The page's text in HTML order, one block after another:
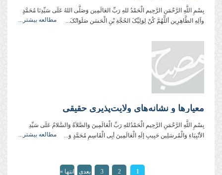
بِسْمِ اللَّهِ الرَّحْمَنِ الرَّحِیم الْحَمْدُ للهِ رَبِّ العَالَمِین وَصَلَّی اللهُ عَلَی سَیِّدِنَا مُحَمَّدٍ
وآلِهِ الطَّاهِرِین أللَّهُمَّ کُنْ لِوَلِیِّکَ الحُجَّةِ بْنِ الْحَسَن صَلَوَاتُکَ...
مطالعه بیشتر...
معیارها و نشانه‌های ولایت‌پذیری حقیقی
بِسْمِ اللَّهِ الرَّحْمَنِ الرَّحِیم الْحَمْدُللهِ رَبِّ الْعَالَمِینَ وَالصَّلاَةُ وَالسَّلامُ عَلَی سَیِّدِ
الأنْبِیَاءِ وَالْمُرسَلِین حَبِیبِ إلَهِ الْعَالَمِینَ أبِی الْقَاسِمِ مُحَمَّدٍ وَ...
مطالعه بیشتر...
1
2
3 بعدی انتها »